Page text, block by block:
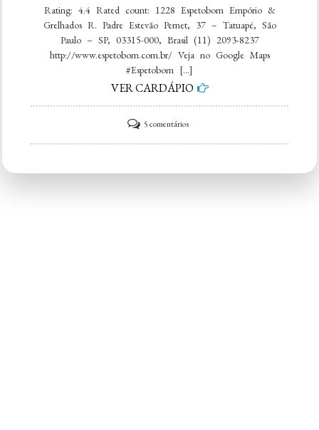
Rating: 4.4 Rated count: 1228 Espetobom Empório &
Grelhados R. Padre Estevão Pernet, 37 – Tatuapé, São
Paulo – SP, 03315-000, Brasil (11) 2093-8237
http://www.espetobom.com.br/ Veja no Google Maps
#Espetobom […]
VER CARDÁPIO
5 comentáriosem
Espetobom